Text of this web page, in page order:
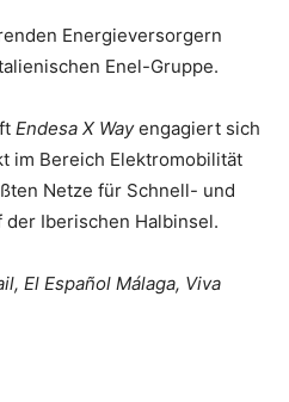
Energieversorgern
Enel-Gruppe.
Endesa X Wayengagiert sich
im Bereich Elektromobilität
Netze für Schnell- und
Iberischen Halbinsel.
El Español Málaga, Viva